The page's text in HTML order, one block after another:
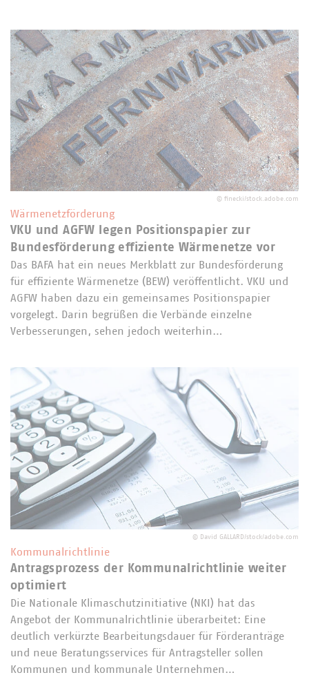
© finecki/stock.adobe.com
Wärmenetzförderung
VKU und AGFW legen Positionspapier zur
Bundesförderung effiziente Wärmenetze vor
Das BAFA hat ein neues Merkblatt zur Bundesförderung
für effiziente Wärmenetze (BEW) veröffentlicht. VKU und
AGFW haben dazu ein gemeinsames Positionspapier
vorgelegt. Darin begrüßen die Verbände einzelne
Verbesserungen, sehen jedoch weiterhin…
© David GALLARD/stock/adobe.com
Kommunalrichtlinie
Antragsprozess der Kommunalrichtlinie weiter
optimiert
Die Nationale Klimaschutzinitiative (NKI) hat das
Angebot der Kommunalrichtlinie überarbeitet: Eine
deutlich verkürzte Bearbeitungsdauer für Förderanträge
und neue Beratungsservices für Antragsteller sollen
Kommunen und kommunale Unternehmen…